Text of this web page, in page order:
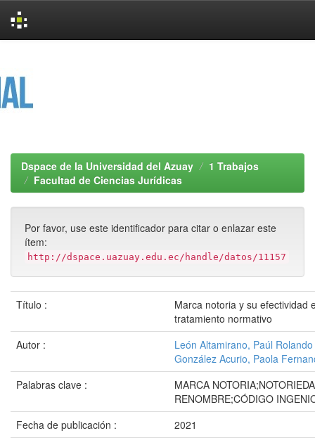
Dspace de la Universidad del Azuay
1 Trabajos
Facultad de Ciencias Jurídicas
Por favor, use este identificador para citar o enlazar este
ítem:
http://dspace.uazuay.edu.ec/handle/datos/11157
Título :
Marca notoria y su efectividad
tratamiento normativo
Autor :
León Altamirano, Paúl Rolando
González Acurio, Paola
Palabras clave :
MARCA
RENOMBRE;CÓDIGO
Fecha de publicación :
2021